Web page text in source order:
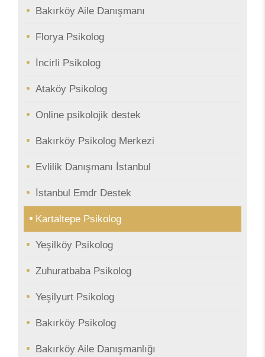
Bakırköy Aile Danışmanı
Florya Psikolog
İncirli Psikolog
Ataköy Psikolog
Online psikolojik destek
Bakırköy Psikolog Merkezi
Evlilik Danışmanı İstanbul
İstanbul Emdr Destek
Kartaltepe Psikolog
Yeşilköy Psikolog
Zuhuratbaba Psikolog
Yeşilyurt Psikolog
Bakırköy Psikolog
Bakırköy Aile Danışmanlığı